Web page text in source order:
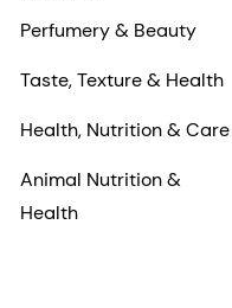
Perfumery & Beauty
Taste, Texture & Health
Health, Nutrition & Care
Animal Nutrition &
Health